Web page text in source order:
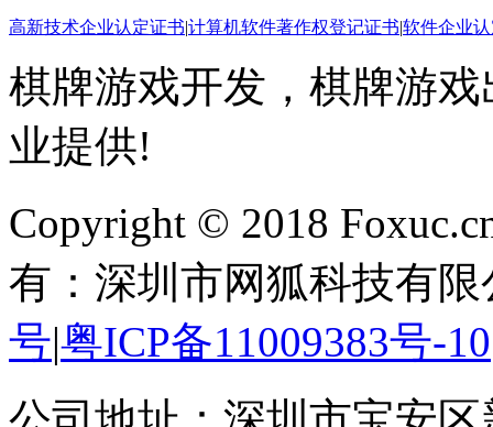
高新技术企业认定证书 计算机软件著作权登记证书 软件企业
棋牌游戏开发，棋牌游
业提供!
Copyright © 2018
有：深圳市网狐科技有限
号|粤ICP备11009383号-10